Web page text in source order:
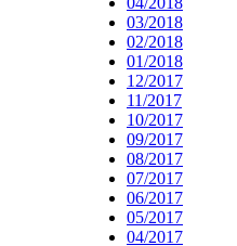
03/2018
02/2018
01/2018
12/2017
11/2017
10/2017
09/2017
08/2017
07/2017
06/2017
05/2017
04/2017